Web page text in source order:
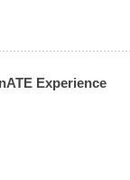
Experience